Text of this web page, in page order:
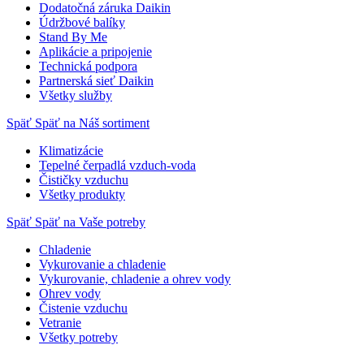
Dodatočná záruka Daikin
Údržbové balíky
Stand By Me
Aplikácie a pripojenie
Technická podpora
Partnerská sieť Daikin
Všetky služby
Späť Späť na Náš sortiment
Klimatizácie
Tepelné čerpadlá vzduch-voda
Čističky vzduchu
Všetky produkty
Späť Späť na Vaše potreby
Chladenie
Vykurovanie a chladenie
Vykurovanie, chladenie a ohrev vody
Ohrev vody
Čistenie vzduchu
Vetranie
Všetky potreby